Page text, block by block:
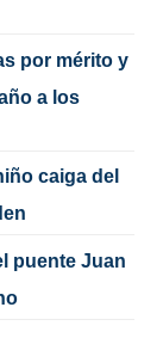
por mérito y
a los
caiga del
puente Juan